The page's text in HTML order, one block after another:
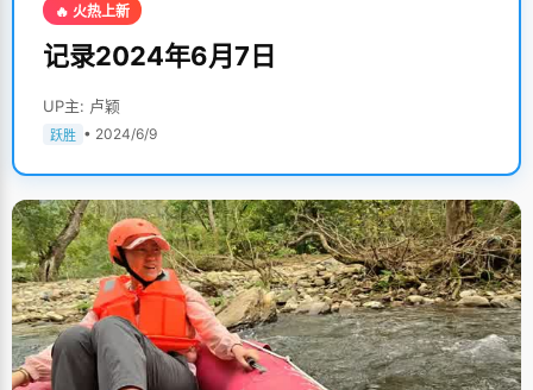
🔥 火热上新
记录2024年6月7日
UP主: 卢颖
跃胜 • 2024/6/9